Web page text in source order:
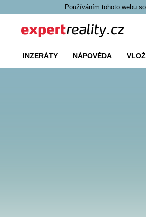
Používáním tohoto webu
INZERÁTY NÁPOVĚDA